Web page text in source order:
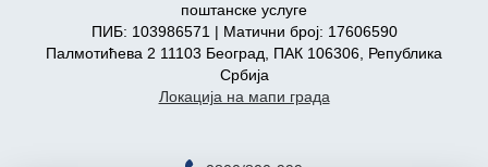
поштанске услуге
ПИБ: 103986571 | Матични број: 17606590
Палмотићева 2 11103 Београд, ПАК 106306, Република
Србија
Локација на мапи града